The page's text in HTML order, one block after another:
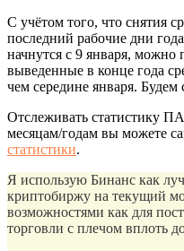
С учётом того, что снятия
последний рабочие дни
начнутся с 9 января, можно
выведенные в конце года
чем середине января. Будем
Отслеживать статистику
месяцам/годам вы можете
статистики.
Я использую Бинанс как
криптобиржу на текущий
возможностями как для
торговли с плечом вплоть